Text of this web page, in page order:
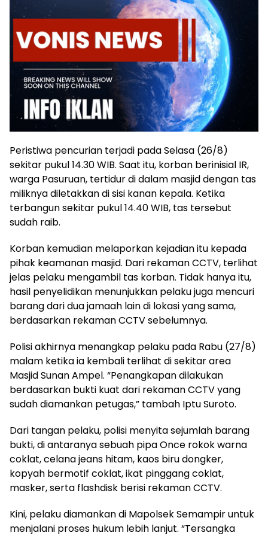
Peristiwa pencurian terjadi pada Selasa (26/8)
sekitar pukul 14.30 WIB. Saat itu, korban berinisial IR,
warga Pasuruan, tertidur di dalam masjid dengan tas
miliknya diletakkan di sisi kanan kepala. Ketika
terbangun sekitar pukul 14.40 WIB, tas tersebut
sudah raib.
Korban kemudian melaporkan kejadian itu kepada
pihak keamanan masjid. Dari rekaman CCTV, terlihat
jelas pelaku mengambil tas korban. Tidak hanya itu,
hasil penyelidikan menunjukkan pelaku juga mencuri
barang dari dua jamaah lain di lokasi yang sama,
berdasarkan rekaman CCTV sebelumnya.
Polisi akhirnya menangkap pelaku pada Rabu (27/8)
malam ketika ia kembali terlihat di sekitar area
Masjid Sunan Ampel. “Penangkapan dilakukan
berdasarkan bukti kuat dari rekaman CCTV yang
sudah diamankan petugas,” tambah Iptu Suroto.
Dari tangan pelaku, polisi menyita sejumlah barang
bukti, di antaranya sebuah pipa Once rokok warna
coklat, celana jeans hitam, kaos biru dongker,
kopyah bermotif coklat, ikat pinggang coklat,
masker, serta flashdisk berisi rekaman CCTV.
Kini, pelaku diamankan di Mapolsek Semampir untuk
menjalani proses hukum lebih lanjut. “Tersangka